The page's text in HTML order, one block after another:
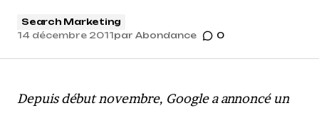
Search Marketing
14 décembre 2011par Abondance 0
Depuis début novembre, Google a annoncé un